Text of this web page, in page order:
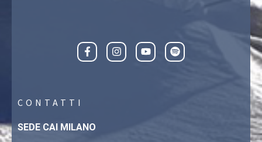
CONTATTI
SEDE CAI MILANO